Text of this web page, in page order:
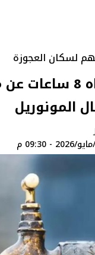
لسكان العجوزة
قطع المياه 8
المونوريل